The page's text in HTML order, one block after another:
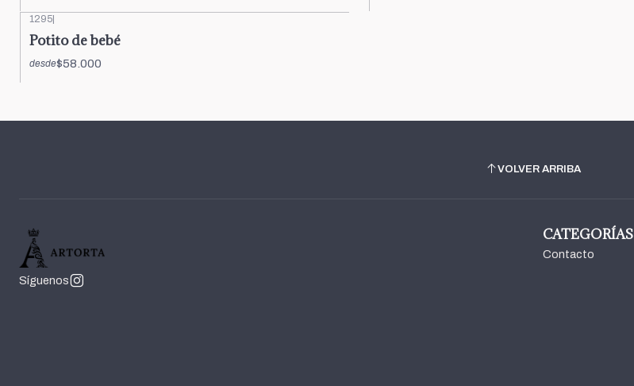
1295
Potito de bebé
desde$58.000
VOLVER ARRIBA
Síguenos
CATEGORÍAS
Contacto